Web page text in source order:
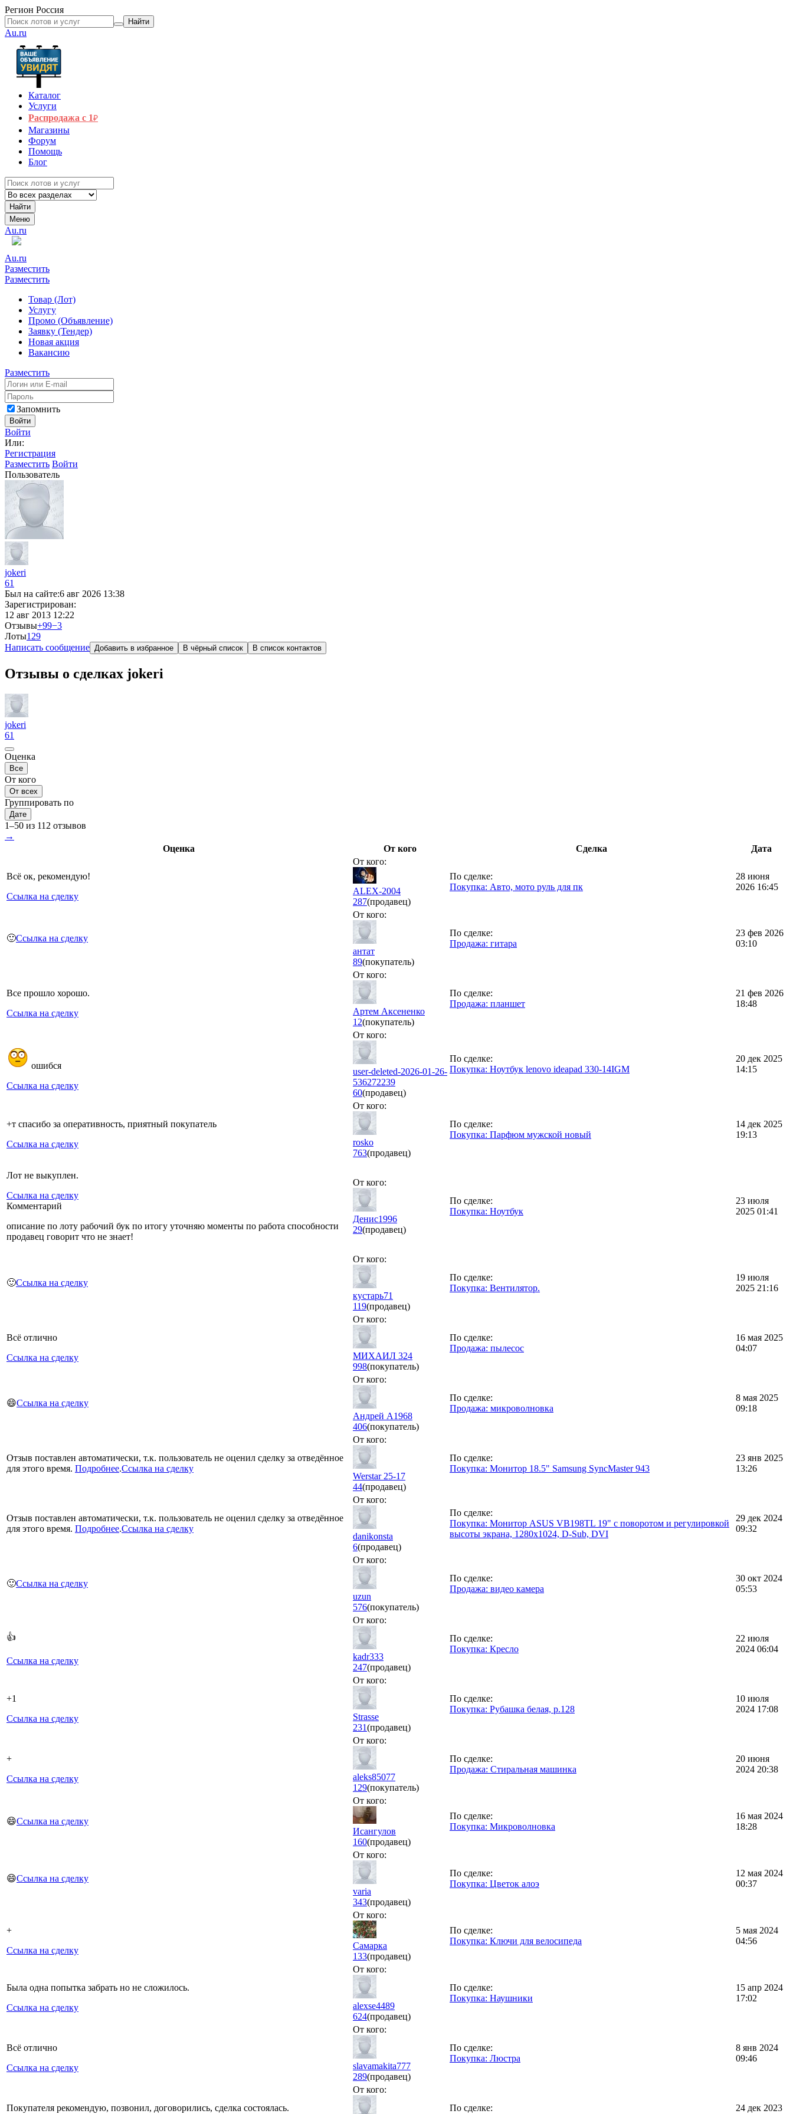
Регион Россия
Найти
Au.ru
Каталог
Услуги
Распродажа с 1₽
Магазины
Форум
Помощь
Блог
Найти
Меню
Au.ru
Au.ru
Разместить
Разместить
Товар (Лот)
Услугу
Промо (Объявление)
Заявку (Тендер)
Новая акция
Вакансию
Разместить
Запомнить
Войти
Войти
Или:
Регистрация
Разместить Войти
Пользователь
jokeri
61
Был на сайте:6 авг 2026 13:38
Зарегистрирован:
12 авг 2013 12:22
Отзывы+99−3
Лоты1 29
Написать сообщение Добавить в избранное В чёрный список В список контактов
Отзывы о сделках jokeri
jokeri
61
Оценка
Все
От кого
От всех
Группировать по
Дате
1–50 из 112 отзывов
→
Оценка
От кого Сделка Дата
Всё ок, рекомендую!
Ссылка на сделку
От кого:
ALEX-2004
287(продавец)
По сделке:
Покупка: Авто, мото руль для пк
28 июня
2026 16:45
🙂Ссылка на сделку
От кого:
антат
89(покупатель)
По сделке:
Продажа: гитара
23 фев 2026
03:10
Все прошло хорошо.
Ссылка на сделку
От кого:
Артем Аксененко
12(покупатель)
По сделке:
Продажа: планшет
21 фев 2026
18:48
ошибся
Ссылка на сделку
От кого:
user-deleted-2026-01-26-
536272239
60(продавец)
По сделке:
Покупка: Ноутбук lenovo ideapad 330-14IGM
20 дек 2025
14:15
+т спасибо за оперативность, приятный покупатель
Ссылка на сделку
От кого:
rosko
763(продавец)
По сделке:
Покупка: Парфюм мужской новый
14 дек 2025
19:13
Лот не выкуплен.
Ссылка на сделку
Комментарий
описание по лоту рабочий бук по итогу уточняю моменты по работа способности
продавец говорит что не знает!
От кого:
Денис1996
29(продавец)
По сделке:
Покупка: Ноутбук
23 июля
2025 01:41
🙂Ссылка на сделку
От кого:
кустарь71
119(продавец)
По сделке:
Покупка: Вентилятор.
19 июля
2025 21:16
Всё отлично
Ссылка на сделку
От кого:
МИХАИЛ 324
998(покупатель)
По сделке:
Продажа: пылесос
16 мая 2025
04:07
😄Ссылка на сделку
От кого:
Андрей А1968
406(покупатель)
По сделке:
Продажа: микроволновка
8 мая 2025
09:18
Отзыв поставлен автоматически, т.к. пользователь не оценил сделку за отведённое
для этого время. Подробнее.Ссылка на сделку
От кого:
Werstar 25-17
44(продавец)
По сделке:
Покупка: Монитор 18.5" Samsung SyncMaster 943
23 янв 2025
13:26
Отзыв поставлен автоматически, т.к. пользователь не оценил сделку за отведённое
для этого время. Подробнее.Ссылка на сделку
От кого:
danikonsta
6(продавец)
По сделке:
Покупка: Монитор ASUS VB198TL 19" с поворотом и регулировкой
высоты экрана, 1280x1024, D-Sub, DVI
29 дек 2024
09:32
🙂Ссылка на сделку
От кого:
uzun
576(покупатель)
По сделке:
Продажа: видео камера
30 окт 2024
05:53
👍
Ссылка на сделку
От кого:
kadr333
247(продавец)
По сделке:
Покупка: Кресло
22 июля
2024 06:04
+1
Ссылка на сделку
От кого:
Strasse
231(продавец)
По сделке:
Покупка: Рубашка белая, р.128
10 июля
2024 17:08
+
Ссылка на сделку
От кого:
aleks85077
129(покупатель)
По сделке:
Продажа: Стиральная машинка
20 июня
2024 20:38
😄Ссылка на сделку
От кого:
Исангулов
160(продавец)
По сделке:
Покупка: Микроволновка
16 мая 2024
18:28
😄Ссылка на сделку
От кого:
varia
343(продавец)
По сделке:
Покупка: Цветок алоэ
12 мая 2024
00:37
+
Ссылка на сделку
От кого:
Самарка
133(продавец)
По сделке:
Покупка: Ключи для велосипеда
5 мая 2024
04:56
Была одна попытка забрать но не сложилось.
Ссылка на сделку
От кого:
alexse4489
624(продавец)
По сделке:
Покупка: Наушники
15 апр 2024
17:02
Всё отлично
Ссылка на сделку
От кого:
slavamakita777
289(продавец)
По сделке:
Покупка: Люстра
8 янв 2024
09:46
Покупателя рекомендую, позвонил, договорились, сделка состоялась.
От кого:
По сделке:
24 дек 2023